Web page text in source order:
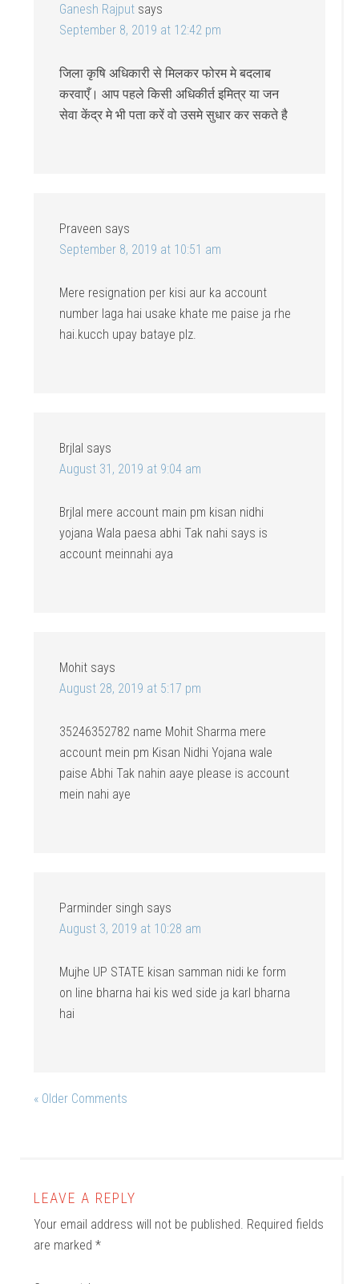
Ganesh Rajput says
September 8, 2019 at 12:42 pm
जिला कृषि अधिकारी से मिलकर फोरम मे बदलाब
करवाएँ। आप पहले किसी अधिकीर्त इमित्र या जन
सेवा केंद्र मे भी पता करें वो उसमे सुधार कर सकते है
Praveen says
September 8, 2019 at 10:51 am
Mere resignation per kisi aur ka account
number laga hai usake khate me paise ja rhe
hai.kucch upay bataye plz.
Brjlal says
August 31, 2019 at 9:04 am
Brjlal mere account main pm kisan nidhi
yojana Wala paesa abhi Tak nahi says is
account meinnahi aya
Mohit says
August 28, 2019 at 5:17 pm
35246352782 name Mohit Sharma mere
account mein pm Kisan Nidhi Yojana wale
paise Abhi Tak nahin aaye please is account
mein nahi aye
Parminder singh says
August 3, 2019 at 10:28 am
Mujhe UP STATE kisan samman nidi ke form
on line bharna hai kis wed side ja karl bharna
hai
« Older Comments
LEAVE A REPLY
Your email address will not be published. Required fields
are marked*